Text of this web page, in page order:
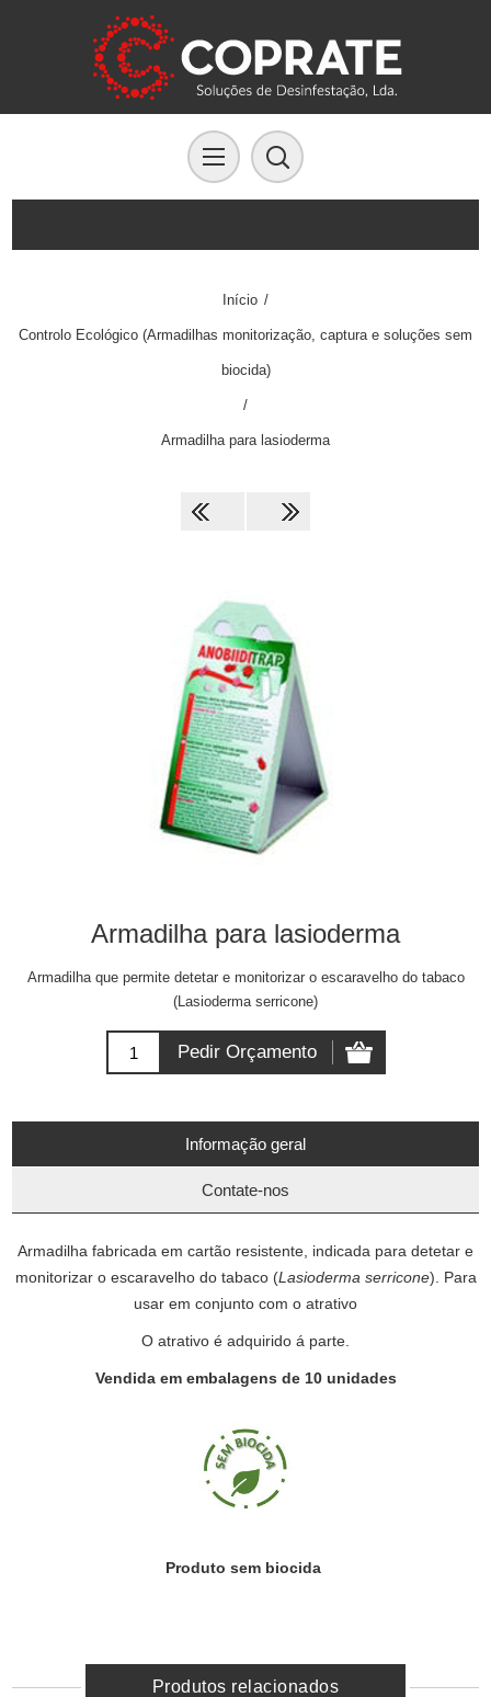
Início /
Controlo Ecológico (Armadilhas monitorização, captura e soluções sem
biocida)
/
Armadilha para lasioderma
Armadilha para lasioderma
Armadilha que permite detetar e monitorizar o escaravelho do tabaco
(Lasioderma serricone)
Informação geral
Contate-nos
Armadilha fabricada em cartão resistente, indicada para detetar e
monitorizar o escaravelho do tabaco (Lasioderma serricone). Para
usar em conjunto com o atrativo
O atrativo é adquirido á parte.
Vendida em embalagens de 10 unidades
Produto sem biocida
Produtos relacionados